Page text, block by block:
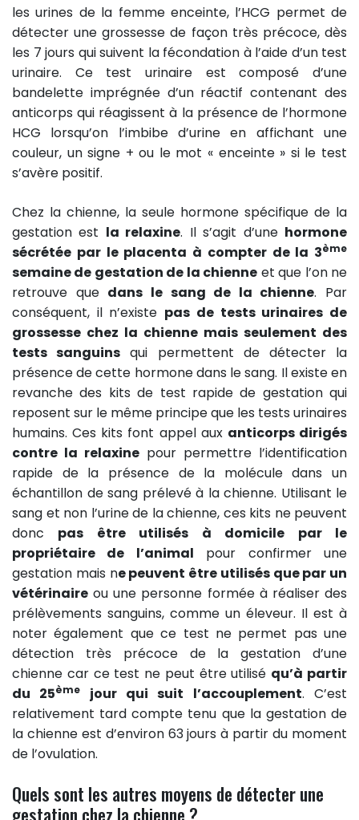
les urines de la femme enceinte, l’HCG permet de
détecter une grossesse de façon très précoce, dès
les 7 jours qui suivent la fécondation à l’aide d’un test
urinaire. Ce test urinaire est composé d’une
bandelette imprégnée d’un réactif contenant des
anticorps qui réagissent à la présence de l’hormone
HCG lorsqu’on l’imbibe d’urine en affichant une
couleur, un signe + ou le mot « enceinte » si le test
s’avère positif.
Chez la chienne, la seule hormone spécifique de la
gestation est la relaxine. Il s’agit d’une hormone
sécrétée par le placenta à compter de la 3ème
semaine de gestation de la chienne et que l’on ne
retrouve que dans le sang de la chienne. Par
conséquent, il n’existe pas de tests urinaires de
grossesse chez la chienne mais seulement des
tests sanguins qui permettent de détecter la
présence de cette hormone dans le sang. Il existe en
revanche des kits de test rapide de gestation qui
reposent sur le même principe que les tests urinaires
humains. Ces kits font appel aux anticorps dirigés
contre la relaxine pour permettre l’identification
rapide de la présence de la molécule dans un
échantillon de sang prélevé à la chienne. Utilisant le
sang et non l’urine de la chienne, ces kits ne peuvent
donc pas être utilisés à domicile par le
propriétaire de l’animal pour confirmer une
gestation mais ne peuvent être utilisés que par un
vétérinaire ou une personne formée à réaliser des
prélèvements sanguins, comme un éleveur. Il est à
noter également que ce test ne permet pas une
détection très précoce de la gestation d’une
chienne car ce test ne peut être utilisé qu’à partir
du 25ème jour qui suit l’accouplement. C’est
relativement tard compte tenu que la gestation de
la chienne est d’environ 63 jours à partir du moment
de l’ovulation.
Quels sont les autres moyens de détecter une
gestation chez la chienne ?